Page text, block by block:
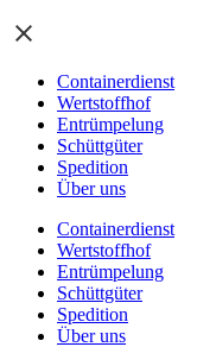
Containerdienst
Wertstoffhof
Entrümpelung
Schüttgüter
Spedition
Über uns
Containerdienst
Wertstoffhof
Entrümpelung
Schüttgüter
Spedition
Über uns